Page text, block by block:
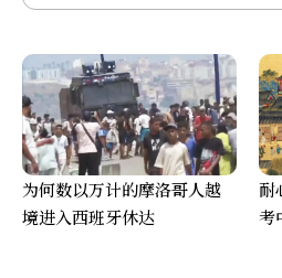
为何数以万计的摩洛哥人越
境进入西班牙休达
耐
考